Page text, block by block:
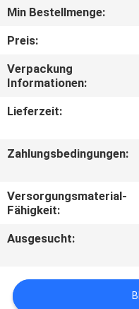
FABRIK-
AUSFLUG
SIE
UNS
VERBINDUNG
NACHRICHTEN
Min Bestellmenge:
Preis:
Verpackung
Informationen:
Lieferzeit:
Zahlungsbedingungen:
Versorgungsmaterial-
Fähigkeit:
Ausgesucht: